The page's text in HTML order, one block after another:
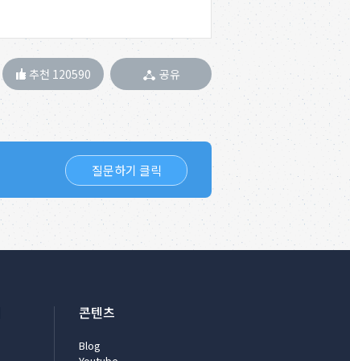
추천 120590 공유
질문하기 클릭
콘텐츠
Blog